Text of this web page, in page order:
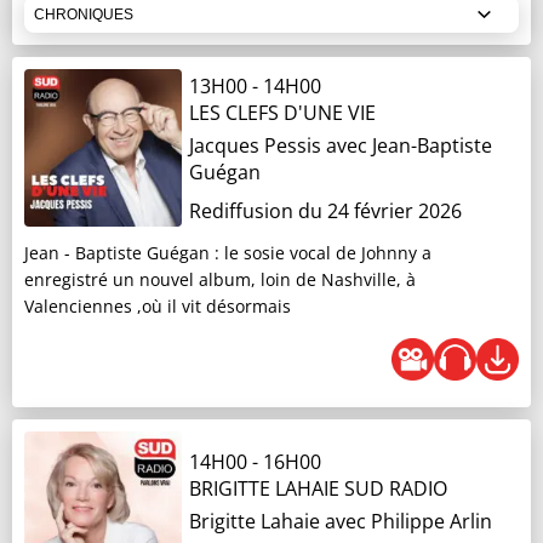
Jacques Cardoze
07H15- 07H20
LA FRANCE QUI TRAVAILLE
Jacques Cardoze
07H21- 07H26
LES COUPS DE COEUR DE L'ÉTÉ
SUD RADIO VOUS EXPLIQUE
Noémie Halioua
07H44- 07H49
CHRONIQUES
10H00- 10H30
LE FAIT DU JOUR
Noémie Halioua
10H30- 12H00
METTEZ-VOUS D'ACCORD
Noémie Halioua
12H30- 13H00
LE FACE À FACE
13H00- 14H00
LES CLEFS D'UNE VIE
Jacques Pessis avec Jean-Baptiste
Guégan
Rediffusion du 24 février 2026
Jean - Baptiste Guégan : le sosie vocal de Johnny a
enregistré un nouvel album, loin de Nashville, à
Valenciennes ,où il vit désormais
14H00- 16H00
BRIGITTE LAHAIE SUD RADIO
Brigitte Lahaieavec Philippe Arlin